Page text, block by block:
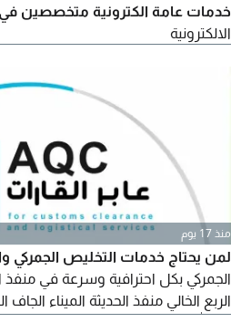
خدمات عامة الكترونية متخصصين
الالكترونية
منذ 17 يوم
لمن يحتاج خدمات التخليص الجمركي
الجمركي بكل احترافية وسرعة في
الربع الخالي منفذ الحديثة الميناء